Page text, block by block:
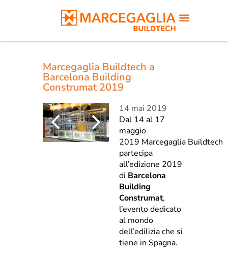
Marcegaglia Buildtech a
Barcelona Building
Construmat 2019
14 mai 2019
Dal 14 al 17
maggio
2019 Marcegaglia Buildtech
partecipa
all’edizione 2019
di Barcelona
Building
Construmat,
l’evento dedicato
al mondo
dell’edilizia che si
tiene in Spagna.